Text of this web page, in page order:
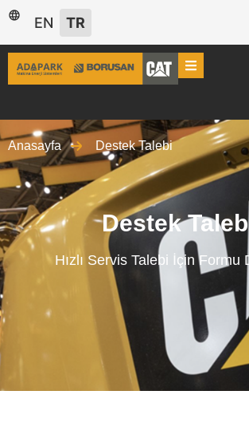
EN TR
Anasayfa Destek Talebi
Destek
Hızlı Servis Talebi İçin Formu